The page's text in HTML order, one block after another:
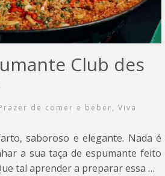
Club des
de comer e beber, Viva
saboroso e elegante. Nada é
a sua taça de espumante feito
tal aprender a preparar essa …